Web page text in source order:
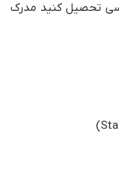
تحصیل کنید مدرک